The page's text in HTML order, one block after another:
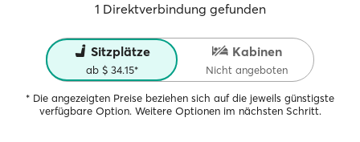
1 Direktverbindung gefunden
Sitzplätze
ab $ 34.15*
Kabinen
Nicht angeboten
* Die angezeigten Preise beziehen sich auf die jeweils günstigste
verfügbare Option. Weitere Optionen im nächsten Schritt.